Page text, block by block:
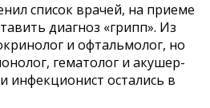
список врачей, на приеме
диагноз «грипп». Из
и офтальмолог, но
гематолог и акушер-
инфекционист остались в